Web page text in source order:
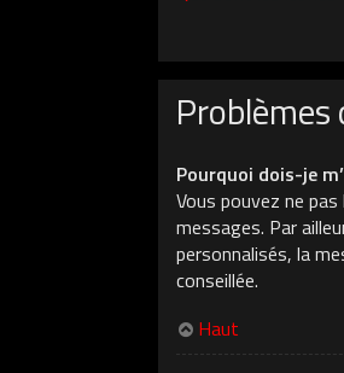
Problèmes
Pourquoi dois-je
Vous pouvez ne
messages. Par
personnalisés, la
conseillée.
Haut